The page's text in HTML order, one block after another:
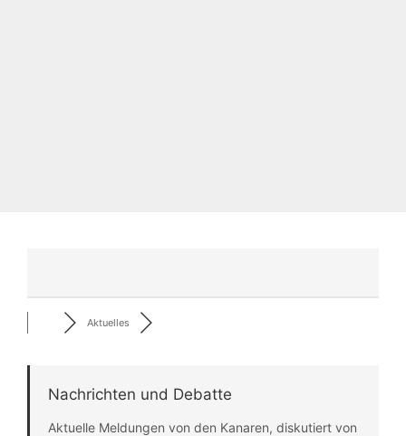
Aktuelles
Nachrichten und Debatte
Aktuelle Meldungen von den Kanaren, diskutiert von